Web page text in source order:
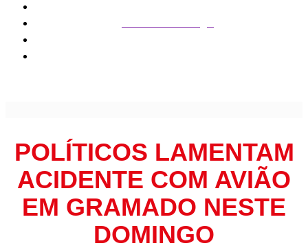
POLÍTICOS LAMENTAM
ACIDENTE COM AVIÃO
EM GRAMADO NESTE
DOMINGO